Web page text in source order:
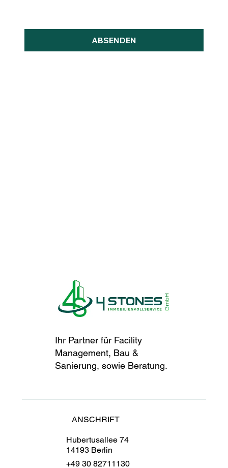
ABSENDEN
Ihr Partner für Facility
Management, Bau &
Sanierung, sowie Beratung.
ANSCHRIFT
Hubertusallee 74
14193 Berlin
+49 30 82711130